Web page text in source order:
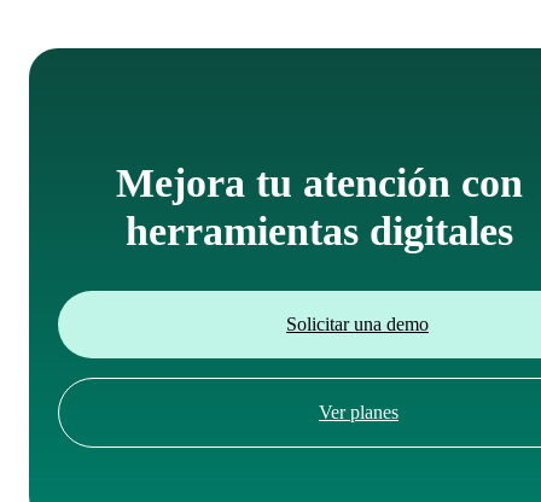
Mejora tu atención con
herramientas digitales
Solicitar una demo
Ver planes